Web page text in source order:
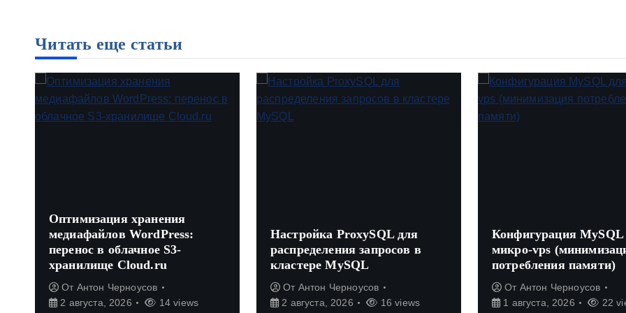
Читать еще статьи
Оптимизация хранения
медиафайлов WordPress:
перенос в облачное S3-
хранилище Cloud.ru
ОтАнтон Черноусов
2 августа, 2026
14 views
Настройка ProxySQL для
распределения запросов в
кластере MySQL
ОтАнтон Черноусов
2 августа, 2026
16 views
Конфигурация MySQL
микро-vps
потребления памяти)
ОтАнтон Черноусов
1 августа, 2026
22